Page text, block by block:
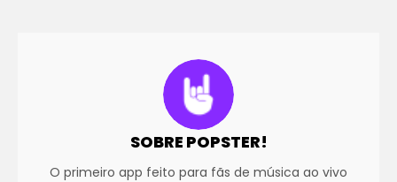
SOBRE POPSTER!
O primeiro app feito para fãs de música ao vivo